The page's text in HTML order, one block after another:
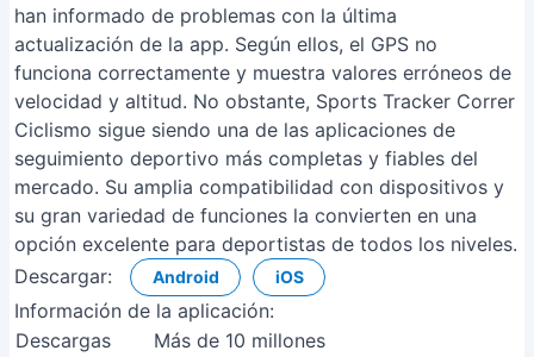
han informado de problemas con la última
actualización de la app. Según ellos, el GPS no
funciona correctamente y muestra valores erróneos de
velocidad y altitud. No obstante, Sports Tracker Correr
Ciclismo sigue siendo una de las aplicaciones de
seguimiento deportivo más completas y fiables del
mercado. Su amplia compatibilidad con dispositivos y
su gran variedad de funciones la convierten en una
opción excelente para deportistas de todos los niveles.
Descargar:
Android iOS
Información de la aplicación:
Descargas
Más de 10 millones